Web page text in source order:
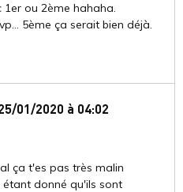
1er ou 2ème hahaha.
5ème ça serait bien déjà.
01/2020 à 04:02
ça t'es pas très malin
donné qu'ils sont